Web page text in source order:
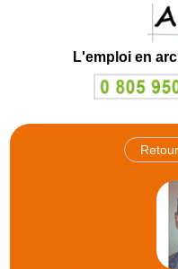
L'emploi en